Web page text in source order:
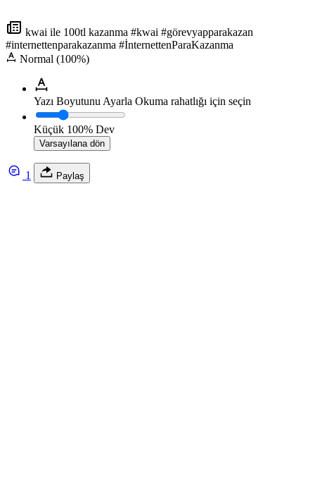
kwai ile 100tl kazanma #kwai #görevyapparakazan
#internettenparakazanma #İnternettenParaKazanma
Normal (100%)
Yazı Boyutunu Ayarla Okuma rahatlığı için seçin
Küçük 100% Dev
Varsayılana dön
1 Paylaş